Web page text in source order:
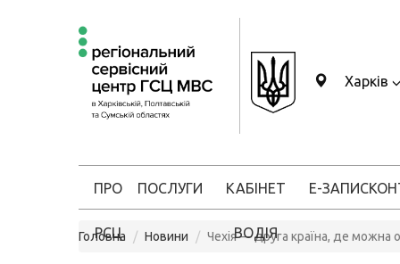
Харків
ПРО
РСЦ
ПОСЛУГИ КАБІНЕТ
ВОДІЯ
Е-ЗАПИС
Головна Новини Чехія — друга країна, де можна